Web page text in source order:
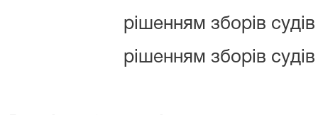
рішенням зборів
рішенням зборів